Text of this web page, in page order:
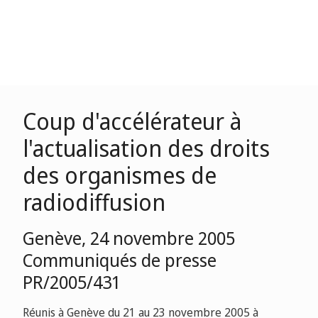
Coup d'accélérateur à
l'actualisation des droits
des organismes de
radiodiffusion
Genève, 24 novembre 2005
Communiqués de presse
PR/2005/431
Réunis à Genève du 21 au 23 novembre 2005 à